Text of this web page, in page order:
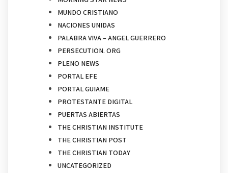
MUNDO CRISTIANO
NACIONES UNIDAS
PALABRA VIVA – ANGEL GUERRERO
PERSECUTION. ORG
PLENO NEWS
PORTAL EFE
PORTAL GUIAME
PROTESTANTE DIGITAL
PUERTAS ABIERTAS
THE CHRISTIAN INSTITUTE
THE CHRISTIAN POST
THE CHRISTIAN TODAY
UNCATEGORIZED